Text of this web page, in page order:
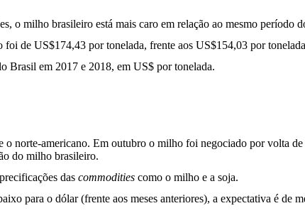
o milho brasileiro está mais caro em relação ao mesmo período
de US$174,43 por tonelada, frente aos US$154,03 por
Brasil em 2017 e 2018, em US$ por tonelada.
norte-americano. Em outubro o milho foi negociado por volta
do milho brasileiro.
das commodities como o milho e a soja.
para o dólar (frente aos meses anteriores), a expectativa é de